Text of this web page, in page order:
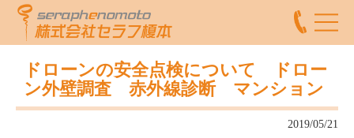
ドローンの安全点検について ドロー
ン外壁調査 赤外線診断 マンション
2019/05/21